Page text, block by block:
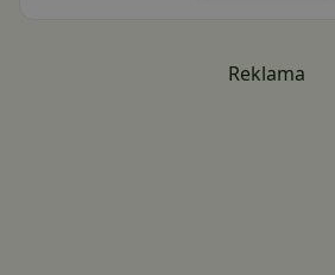
Reklama